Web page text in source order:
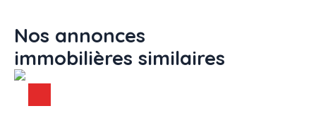
Nos annonces
immobilières similaires